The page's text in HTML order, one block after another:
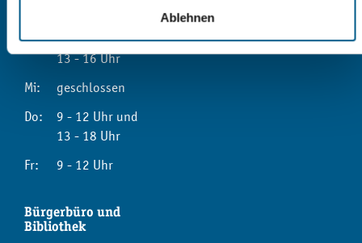
Ablehnen
Di:
9 - 12 Uhr und
13 - 16 Uhr
Mi:
geschlossen
Do:
9 - 12 Uhr und
13 - 18 Uhr
Fr:
9 - 12 Uhr
Bürgerbüro und
Bibliothek